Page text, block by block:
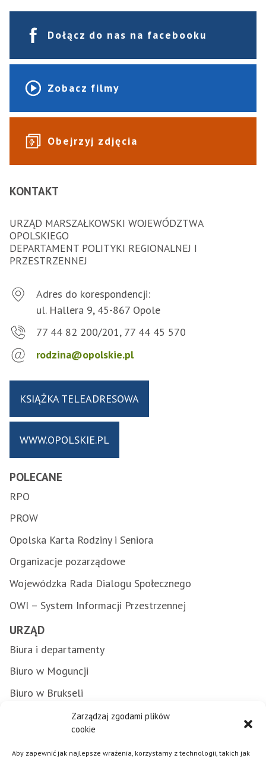
Zarządzaj zgodami plików
cookie
Aby zapewnić jak najlepsze wrażenia, korzystamy z technologii, takich jak
Dołącz do nas na facebooku
Zobacz filmy
Obejrzyj zdjęcia
KONTAKT
URZĄD MARSZAŁKOWSKI WOJEWÓDZTWA
OPOLSKIEGO
DEPARTAMENT POLITYKI REGIONALNEJ I
PRZESTRZENNEJ
Adres do korespondencji:
ul. Hallera 9, 45-867 Opole
77 44 82 200/201, 77 44 45 570
rodzina@opolskie.pl
KSIĄŻKA TELEADRESOWA
WWW.OPOLSKIE.PL
POLECANE
RPO
PROW
Opolska Karta Rodziny i Seniora
Organizacje pozarządowe
Wojewódzka Rada Dialogu Społecznego
OWI – System Informacji Przestrzennej
URZĄD
Biura i departamenty
Biuro w Moguncji
Biuro w Brukseli
Załatwianie spraw w urzędzie
Zamówienia publiczne
Punkty Informacyjne FE